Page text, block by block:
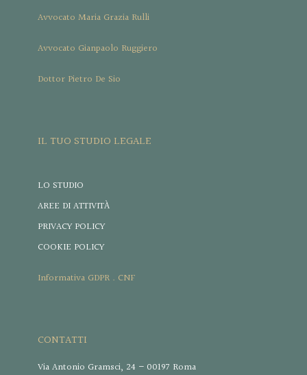
Avvocato Maria Grazia Rulli
Avvocato Gianpaolo Ruggiero
Dottor Pietro De Sio
IL TUO STUDIO LEGALE
LO STUDIO
AREE DI ATTIVITÀ
PRIVACY POLICY
COOKIE POLICY
Informativa GDPR . CNF
CONTATTI
Via Antonio Gramsci, 24 – 00197 Roma